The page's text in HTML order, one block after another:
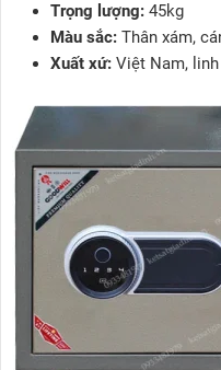
Trọng lượng: 45kg
Màu sắc: Thân xám,
Xuất xứ: Việt Nam,